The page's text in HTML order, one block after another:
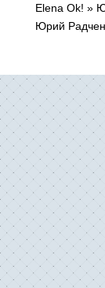
Elena Ok! »
Юрий